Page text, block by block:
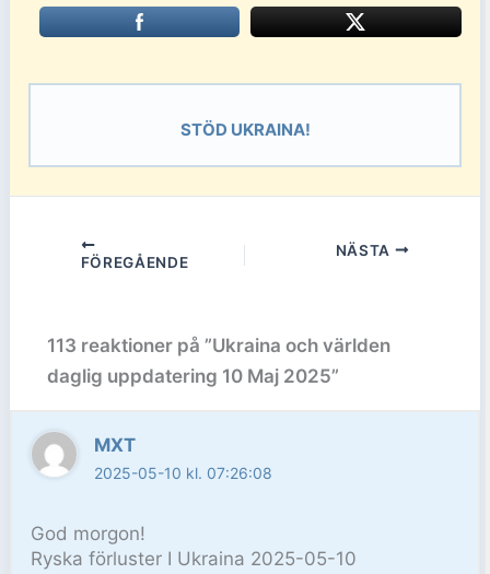
STÖD UKRAINA!
FÖREGÅENDE
NÄSTA
113 reaktioner på ”Ukraina och världen
daglig uppdatering 10 Maj 2025”
MXT
2025-05-10 kl. 07:26:08
God morgon!
Ryska förluster I Ukraina 2025-05-10